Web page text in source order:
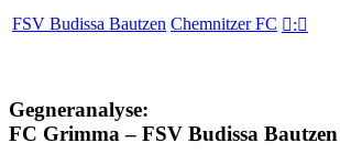
FSV Budissa Bautzen Chemnitzer FC :
Gegneranalyse:
FC Grimma – FSV Budissa Bautzen